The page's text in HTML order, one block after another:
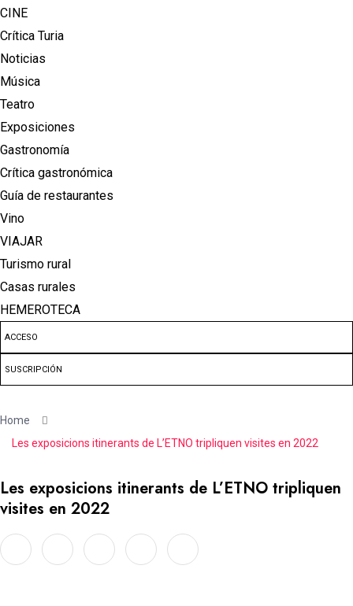
CINE
Crítica Turia
Noticias
Música
Teatro
Exposiciones
Gastronomía
Crítica gastronómica
Guía de restaurantes
Vino
VIAJAR
Turismo rural
Casas rurales
HEMEROTECA
ACCESO
SUSCRIPCIÓN
Home
Les exposicions itinerants de L’ETNO tripliquen visites en 2022
Les exposicions itinerants de L’ETNO tripliquen
visites en 2022